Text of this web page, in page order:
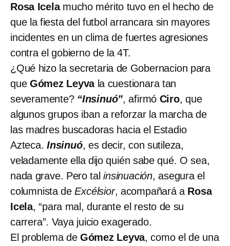
Rosa Icelamucho mérito tuvo en el hecho de
que la fiesta del futbol arrancara sin mayores
incidentes en un clima de fuertes agresiones
contra el gobierno de la 4T.
¿Qué hizo la secretaria de Gobernacion para
que Gómez Leyvala cuestionara tan
severamente? “Insinuó”, afirmó Ciro, que
algunos grupos iban a reforzar la marcha de
las madres buscadoras hacia el Estadio
Azteca. Insinuó, es decir, con sutileza,
veladamente ella dijo quién sabe qué. O sea,
nada grave. Pero talinsinuación, asegura el
columnista deExcélsior, acompañará a Rosa
Icela, “para mal, durante el resto de su
carrera”. Vaya juicio exagerado.
El problema de Gómez Leyva, como el de una